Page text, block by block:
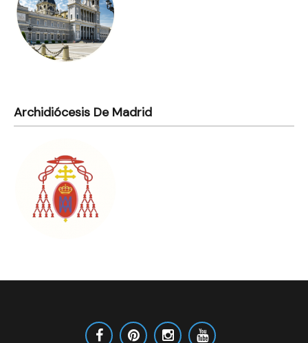
Archidiócesis De Madrid